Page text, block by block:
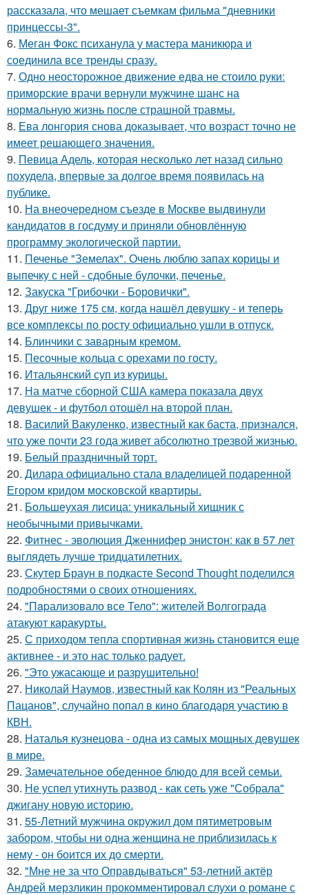
рассказала, что мешает съемкам фильма "дневники
принцессы-3".
6. Меган Фокс психанула у мастера маникюра и
соединила все тренды сразу.
7. Одно неосторожное движение едва не стоило руки:
приморские врачи вернули мужчине шанс на
нормальную жизнь после страшной травмы.
8. Ева лонгория снова доказывает, что возраст точно не
имеет решающего значения.
9. Певица Адель, которая несколько лет назад сильно
похудела, впервые за долгое время появилась на
публике.
10. На внеочередном съезде в Москве выдвинули
кандидатов в госдуму и приняли обновлённую
программу экологической партии.
11. Печенье "Земелах". Очень люблю запах корицы и
выпечку с ней - сдобные булочки, печенье.
12. Закуска "Грибочки - Боровички".
13. Друг ниже 175 см, когда нашёл девушку - и теперь
все комплексы по росту официально ушли в отпуск.
14. Блинчики с заварным кремом.
15. Песочные кольца с орехами по госту.
16. Итальянский суп из курицы.
17. На матче сборной США камера показала двух
девушек - и футбол отошёл на второй план.
18. Василий Вакуленко, известный как баста, признался,
что уже почти 23 года живет абсолютно трезвой жизнью.
19. Белый праздничный торт.
20. Дилара официально стала владелицей подаренной
Егором кридом московской квартиры.
21. Большеухая лисица: уникальный хищник с
необычными привычками.
22. Фитнес - эволюция Дженнифер энистон: как в 57 лет
выглядеть лучше тридцатилетних.
23. Скутер Браун в подкасте Second Thought поделился
подробностями о своих отношениях.
24. "Пapализовало все Тело": жителей Волгограда
атакуют каракурты.
25. С приходом тепла спортивная жизнь становится еще
активнее - и это нас только радует.
26. "Это ужасающе и разрушительно!
27. Николай Наумов, известный как Колян из "Реальных
Пацанов", случайно попал в кино благодаря участию в
КВН.
28. Наталья кузнецова - одна из самых мощных девушек
в мире.
29. Замечательное обеденное блюдо для всей семьи.
30. Не успел утихнуть развод - как сеть уже "Собрала"
джигану новую историю.
31. 55-Летний мужчина окружил дом пятиметровым
забором, чтобы ни одна женщина не приблизилась к
нему - он боится их до смерти.
32. "Мне не за что Оправдываться" 53-летний актёр
Андрей мерзликин прокомментировал слухи о романе с